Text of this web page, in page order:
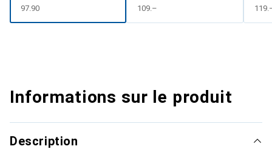
#ceb888 )
CHF
97.90 CHF
109.– CHF
Informations sur le produit
Description